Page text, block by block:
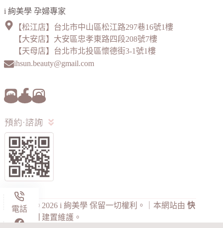
i 絢美學 孕婦專家
【松江店】台北市中山區松江路297巷16號1樓
【大安店】大安區忠孝東路四段208號7樓
【天母店】台北市北投區懷德街3-1號1樓
ihsun.beauty@gmail.com
Copyright © 2026 i 絢美學 保留一切權利。｜本網站由 快
找整合顧問
建置維護。
電話